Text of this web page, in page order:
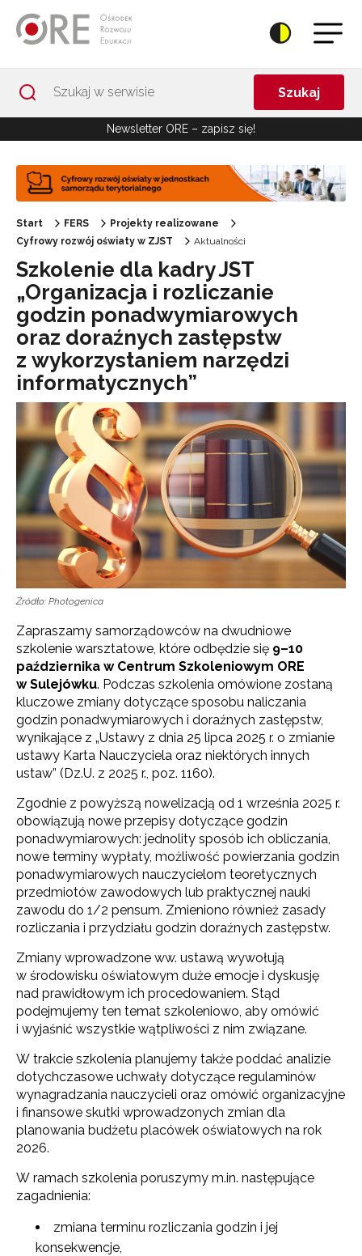
Szukaj
Newsletter ORE – zapisz się!
Start FERS
Projekty realizowane
Cyfrowy rozwój oświaty w ZJST
Aktualności
Szkolenie dla kadry JST
„Organizacja i rozliczanie
godzin ponadwymiarowych
oraz doraźnych zastępstw
z wykorzystaniem narzędzi
informatycznych”
Źródło: Photogenica
Zapraszamy samorządowców na dwudniowe
szkolenie warsztatowe, które odbędzie się 9–10
października w Centrum Szkoleniowym ORE
w Sulejówku. Podczas szkolenia omówione zostaną
kluczowe zmiany dotyczące sposobu naliczania
godzin ponadwymiarowych i doraźnych zastępstw,
wynikające z „Ustawy z dnia 25 lipca 2025 r. o zmianie
ustawy Karta Nauczyciela oraz niektórych innych
ustaw” (Dz.U. z 2025 r., poz. 1160).
Zgodnie z powyższą nowelizacją od 1 września 2025 r.
obowiązują nowe przepisy dotyczące godzin
ponadwymiarowych: jednolity sposób ich obliczania,
nowe terminy wypłaty, możliwość powierzania godzin
ponadwymiarowych nauczycielom teoretycznych
przedmiotów zawodowych lub praktycznej nauki
zawodu do 1/2 pensum. Zmieniono również zasady
rozliczania i przydziału godzin doraźnych zastępstw.
Zmiany wprowadzone ww. ustawą wywołują
w środowisku oświatowym duże emocje i dyskusję
nad prawidłowym ich procedowaniem. Stąd
podejmujemy ten temat szkoleniowo, aby omówić
i wyjaśnić wszystkie wątpliwości z nim związane.
W trakcie szkolenia planujemy także poddać analizie
dotychczasowe uchwały dotyczące regulaminów
wynagradzania nauczycieli oraz omówić organizacyjne
i finansowe skutki wprowadzonych zmian dla
planowania budżetu placówek oświatowych na rok
2026.
W ramach szkolenia poruszymy m.in. następujące
zagadnienia:
zmiana terminu rozliczania godzin i jej
konsekwencje,